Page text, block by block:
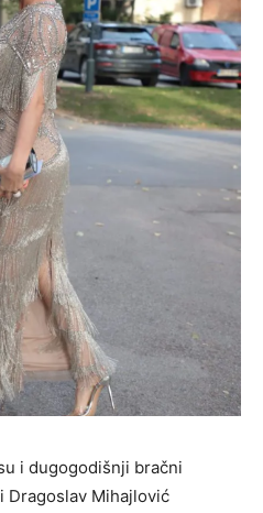
i dugogodišnji bračni
i Dragoslav Mihajlović